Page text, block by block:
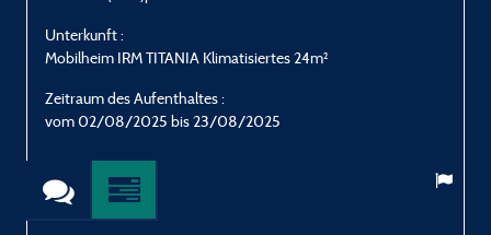
Unterkunft :
Mobilheim IRM TITANIA Klimatisiertes 24m²
Zeitraum des Aufenthaltes :
vom 02/08/2025 bis 23/08/2025